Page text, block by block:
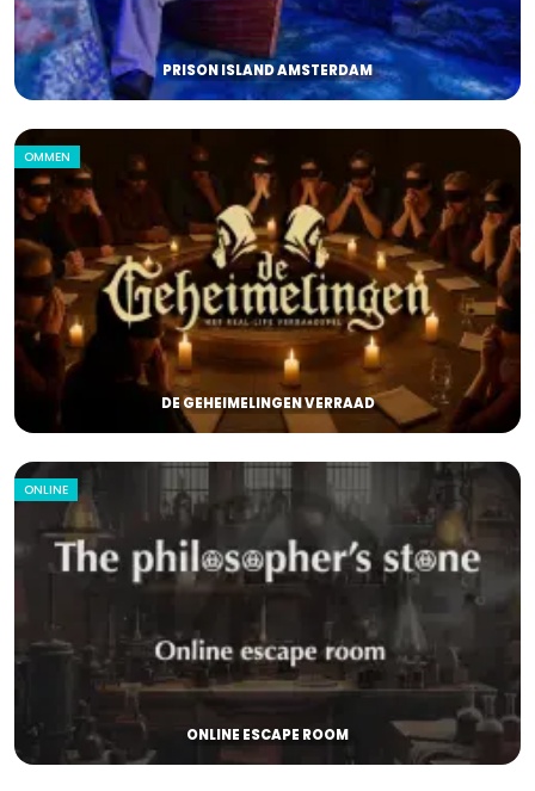
PRISON ISLAND AMSTERDAM
OMMEN
DE GEHEIMELINGEN VERRAAD
ONLINE
ONLINE ESCAPE ROOM